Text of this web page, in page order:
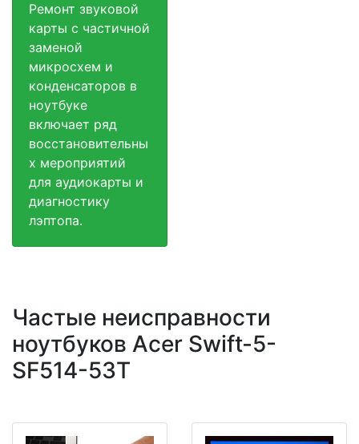
Ремонт звуковой
карты с частичной
заменой
микросхем и
конденсаторов в
ноутбуке
включает ряд
восстановительны
х мероприятий
для аудиокарты и
диагностику
лэптопа.
Частые неисправности
ноутбуков Acer Swift-5-
SF514-53T